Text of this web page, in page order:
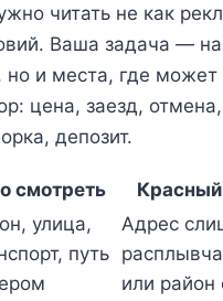
читать не как
Ваша задача —
но и места, где может
цена, заезд,
депозит.
смотреть
улица,
путь
Адрес
или район